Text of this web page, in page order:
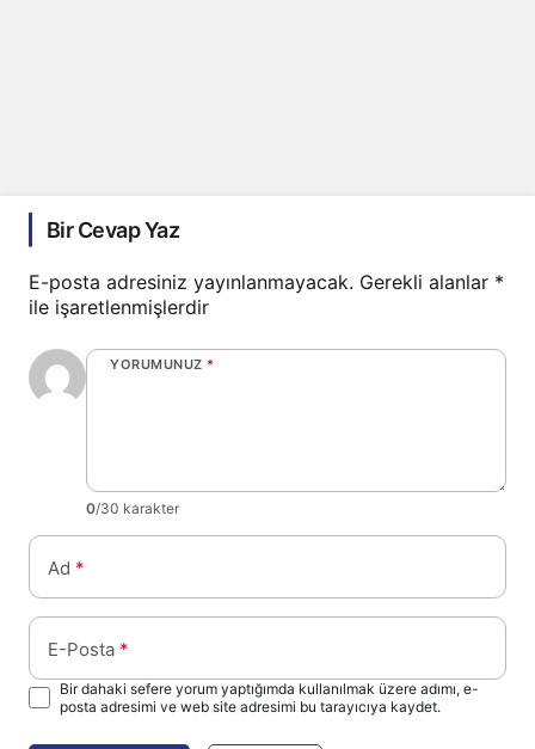
Bir Cevap Yaz
E-posta adresiniz yayınlanmayacak. Gerekli alanlar *
ile işaretlenmişlerdir
YORUMUNUZ *
0/30 karakter
Ad *
E-Posta *
Bir dahaki sefere yorum yaptığımda kullanılmak üzere adımı, e-
posta adresimi ve web site adresimi bu tarayıcıya kaydet.